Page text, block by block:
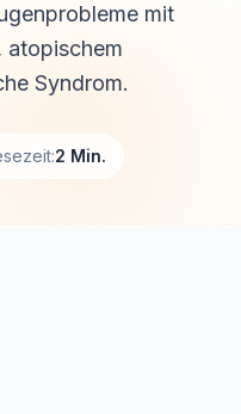
mit
atopischem
Syndrom.
2 Min.